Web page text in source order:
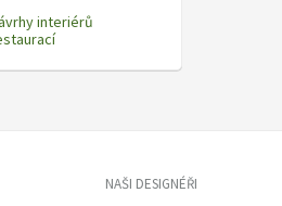
interiérů
NAŠI DESIGNÉŘI